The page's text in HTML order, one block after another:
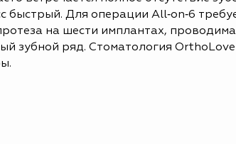
Для операции All‑on‑6
на шести имплантах,
зубной ряд. Стоматология